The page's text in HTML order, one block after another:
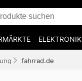
ELEKTRONIK
fahrrad.de